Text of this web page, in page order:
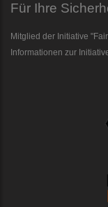
Für Ihre
Mitglied der Initiative
Informationen zur